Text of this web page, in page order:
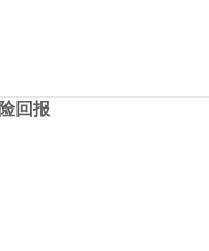
回报